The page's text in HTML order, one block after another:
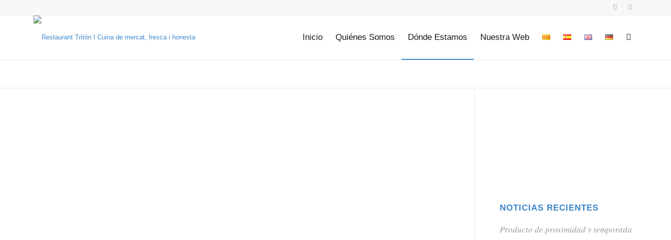
Inicio Quiénes Somos Dónde Estamos Nuestra Web
NOTICIAS RECIENTES
Producto de proximidad y temporada